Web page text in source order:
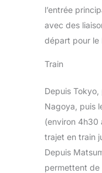
l’entrée
avec des
départ pour le
Train
Depuis Tokyo,
Nagoya, puis
(environ 4h30
trajet en train
Depuis
permettent de